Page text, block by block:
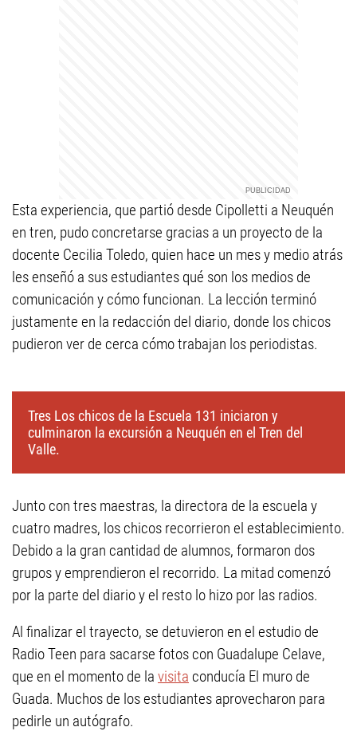
Esta experiencia, que partió desde Cipolletti a Neuquén
en tren, pudo concretarse gracias a un proyecto de la
docente Cecilia Toledo, quien hace un mes y medio atrás
les enseñó a sus estudiantes qué son los medios de
comunicación y cómo funcionan. La lección terminó
justamente en la redacción del diario, donde los chicos
pudieron ver de cerca cómo trabajan los periodistas.
Tres Los chicos de la Escuela 131 iniciaron y
culminaron la excursión a Neuquén en el Tren del
Valle.
Junto con tres maestras, la directora de la escuela y
cuatro madres, los chicos recorrieron el establecimiento.
Debido a la gran cantidad de alumnos, formaron dos
grupos y emprendieron el recorrido. La mitad comenzó
por la parte del diario y el resto lo hizo por las radios.
Al finalizar el trayecto, se detuvieron en el estudio de
Radio Teen para sacarse fotos con Guadalupe Celave,
que en el momento de la visita conducía El muro de
Guada. Muchos de los estudiantes aprovecharon para
pedirle un autógrafo.